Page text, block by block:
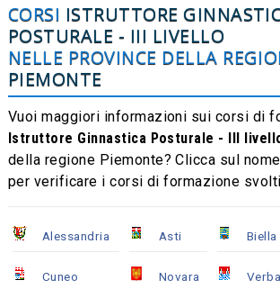
CORSI ISTRUTTORE
POSTURALE - III LIVELLO
NELLE PROVINCE DELLA
PIEMONTE
Vuoi maggiori informazioni sui corsi di
Istruttore Ginnastica Posturale - III
della regione Piemonte? Clicca sul
per verificare i corsi di formazione
Alessandria Asti Biella
Cuneo Novara